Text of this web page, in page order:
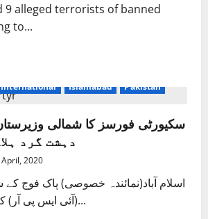
9 alleged terrorists of banned
to...
International Islamabad Pakistan
دہشت گرد ہلاک، 2جوان
2020
اسلام آباد(نمائندہ خصوصی) پاک فوج کے
(آئی ایس پی آر) کے جاری کردہ بیان...